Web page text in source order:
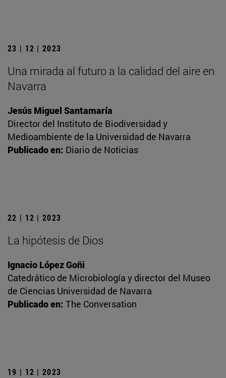
23 | 12 | 2023
Una mirada al futuro a la calidad del aire en
Navarra
Jesús Miguel Santamaría
Director del Instituto de Biodiversidad y
Medioambiente de la Universidad de Navarra
Publicado en: Diario de Noticias
22 | 12 | 2023
La hipótesis de Dios
Ignacio López Goñi
Catedrático de Microbiología y director del Museo
de Ciencias Universidad de Navarra
Publicado en: The Conversation
19 | 12 | 2023